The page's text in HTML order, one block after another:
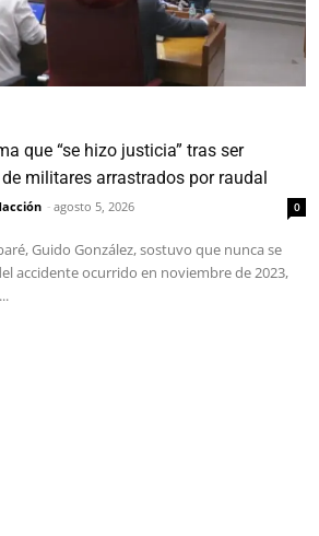
que “se hizo justicia” tras ser
militares arrastrados por raudal
- agosto 5, 2026 0
Guido González, sostuvo que nunca se
accidente ocurrido en noviembre de 2023,